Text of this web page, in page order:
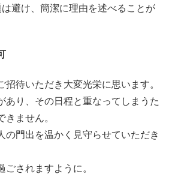
避け、簡潔に理由を述べることが
招待いただき大変光栄に思います。
あり、その日程と重なってしまうた
ません。
の門出を温かく見守らせていただき
されますように。